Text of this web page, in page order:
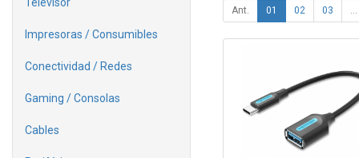
Impresoras / Consumibles
Conectividad / Redes
Gaming / Consolas
Cables
Ant. 01 02 03 ...